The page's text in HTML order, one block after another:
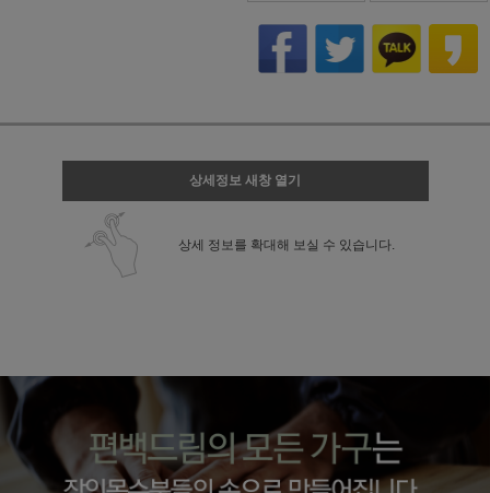
상세정보 새창 열기
상세 정보를 확대해 보실 수 있습니다.